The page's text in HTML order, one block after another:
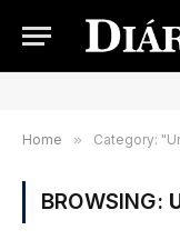
Home » Category:
BROWSING: